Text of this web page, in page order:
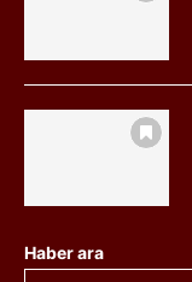
Haber ara